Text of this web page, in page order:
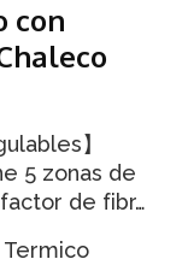
con
】
5 zonas de
de fibr…
Termico